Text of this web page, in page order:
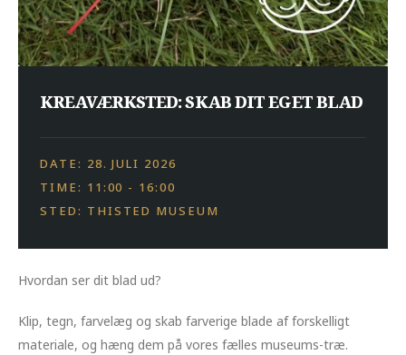
KREAVÆRKSTED: SKAB DIT EGET BLAD
DATE: 28. JULI 2026
TIME: 11:00 - 16:00
STED: THISTED MUSEUM
Hvordan ser dit blad ud?
Klip, tegn, farvelæg og skab farverige blade af forskelligt
materiale, og hæng dem på vores fælles museums-træ.